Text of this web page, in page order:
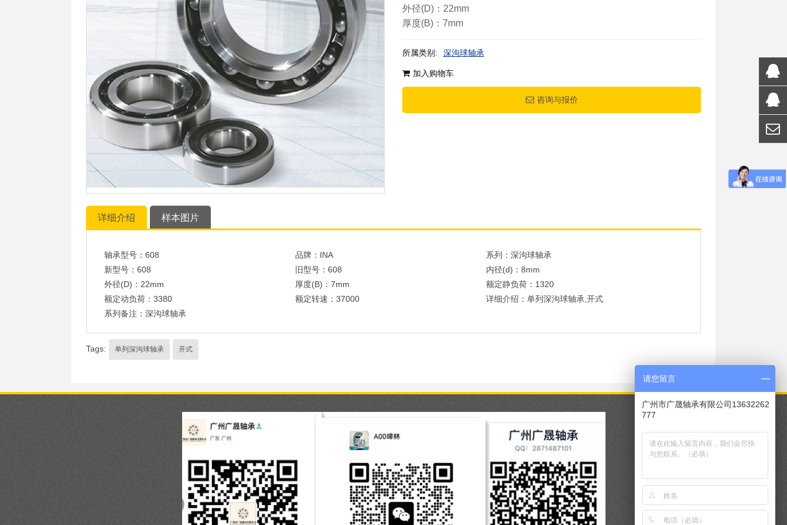
外径(D)：22mm
厚度(B)：7mm
所属类别: 深沟球轴承
加入购物车
咨询与报价
详细介绍 样本图片
轴承型号：608 品牌：INA
系列：深沟球轴承
新型号：608
旧型号：608
内径(d)：8mm
外径(D)：22mm
厚度(B)：7mm
额定静负荷：1320
额定动负荷：3380
额定转速：37000
详细介绍：单列深沟球轴承,开式
系列备注：深沟球轴承
Tags: 单列深沟球轴承 开式
请您留言
广州市广晟轴承有限公司13632262
777